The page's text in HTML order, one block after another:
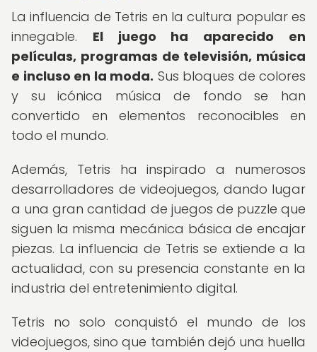
La influencia de Tetris en la cultura popular es
innegable. El juego ha aparecido en
películas, programas de televisión, música
e incluso en la moda. Sus bloques de colores
y su icónica música de fondo se han
convertido en elementos reconocibles en
todo el mundo.
Además, Tetris ha inspirado a numerosos
desarrolladores de videojuegos, dando lugar
a una gran cantidad de juegos de puzzle que
siguen la misma mecánica básica de encajar
piezas. La influencia de Tetris se extiende a la
actualidad, con su presencia constante en la
industria del entretenimiento digital.
Tetris no solo conquistó el mundo de los
videojuegos, sino que también dejó una huella